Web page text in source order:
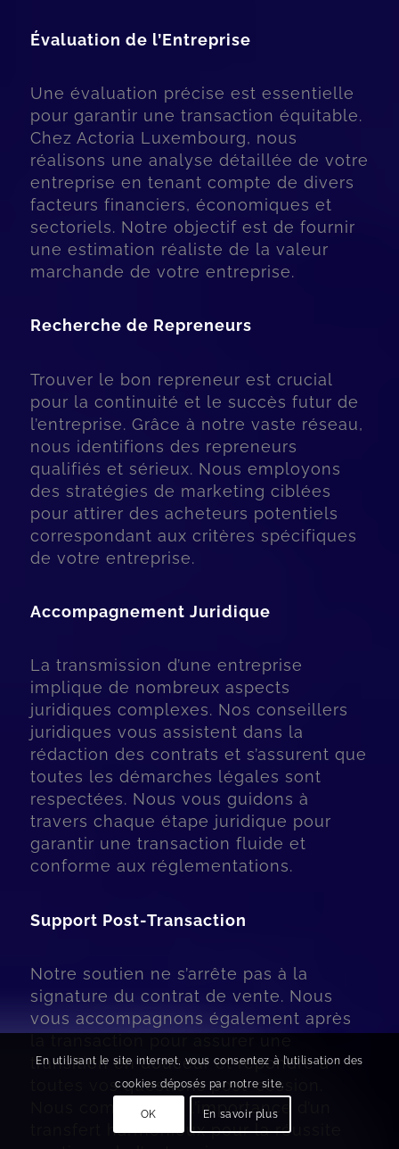
Évaluation de l’Entreprise
Une évaluation précise est essentielle
pour garantir une transaction équitable.
Chez Actoria Luxembourg, nous
réalisons une analyse détaillée de votre
entreprise en tenant compte de divers
facteurs financiers, économiques et
sectoriels. Notre objectif est de fournir
une estimation réaliste de la valeur
marchande de votre entreprise.
Recherche de Repreneurs
Trouver le bon repreneur est crucial
pour la continuité et le succès futur de
l’entreprise. Grâce à notre vaste réseau,
nous identifions des repreneurs
qualifiés et sérieux. Nous employons
des stratégies de marketing ciblées
pour attirer des acheteurs potentiels
correspondant aux critères spécifiques
de votre entreprise.
Accompagnement Juridique
La transmission d’une entreprise
implique de nombreux aspects
juridiques complexes. Nos conseillers
juridiques vous assistent dans la
rédaction des contrats et s’assurent que
toutes les démarches légales sont
respectées. Nous vous guidons à
travers chaque étape juridique pour
garantir une transaction fluide et
conforme aux réglementations.
Support Post-Transaction
Notre soutien ne s’arrête pas à la
signature du contrat de vente. Nous
vous accompagnons également après
transition en douceur et répondre à
toutes vos questions post-cession.
Nous comprenons l’importance d’un
transfert harmonieux pour la réussite
En utilisant le site internet, vous consentez à l’utilisation des
cookies déposés par notre site.
OK En savoir plus